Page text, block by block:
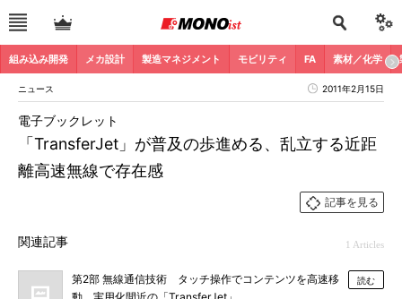
組み込み開発 メカ設計 製造マネジメント モビリティ FA 素材／化学
ニュース 2011年2月15日
「TransferJet」が普及の歩進める、乱立する近距
離高速無線で存在感
電子ブックレット
記事を見る
関連記事 1 Articles
第2部 無線通信技術 タッチ操作でコンテンツを高速移
読む